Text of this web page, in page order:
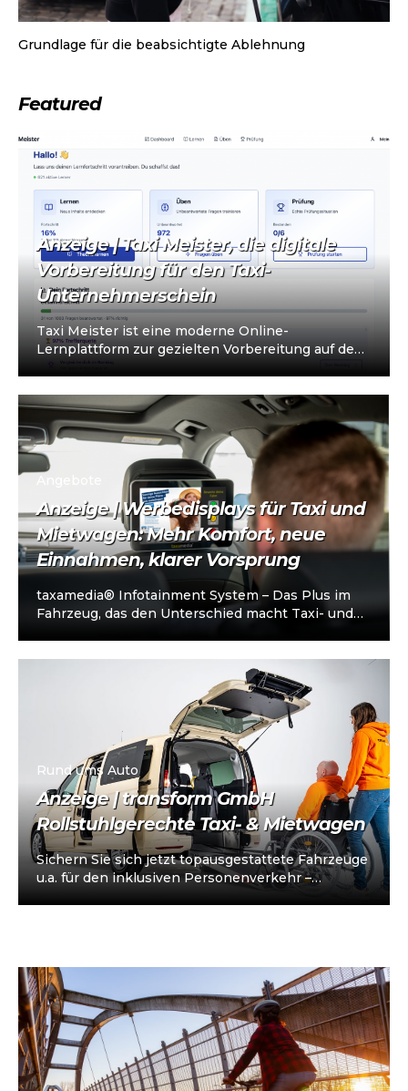
Grundlage für die beabsichtigte Ablehnung
Featured
Anzeige | Taxi Meister, die digitale
Vorbereitung für den Taxi-
Unternehmerschein
Taxi Meister ist eine moderne Online-
Lernplattform zur gezielten Vorbereitung auf den
Anzeige | Werbedisplays für Taxi und
Mietwagen: Mehr Komfort, neue
Einnahmen, klarer Vorsprung
taxamedia® Infotainment System – Das Plus im
Fahrzeug, das den Unterschied macht Taxi- und
Rund ums Auto
Anzeige | transform GmbH
Rollstuhlgerechte Taxi- & Mietwagen
Sichern Sie sich jetzt topausgestattete Fahrzeuge
u.a. für den inklusiven Personenverkehr –